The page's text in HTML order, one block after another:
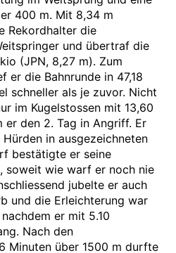
400 m. Mit 8,34 m
Rekordhalter die
und übertraf die
(JPN, 8,27 m). Zum
er die Bahnrunde in 47,18
schneller als je zuvor. Nicht
im Kugelstossen mit 13,60
er den 2. Tag in Angriff. Er
in ausgezeichneten
bestätigte er seine
soweit wie warf er noch nie
jubelte er auch
und die Erleichterung war
er mit 5.10
Nach den
Minuten über 1500 m durfte